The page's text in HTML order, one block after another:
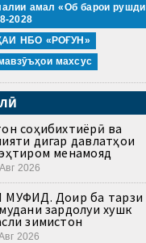
амал «Об барои рушди
2028
НБО «РОҒУН»
махсус
соҳибихтиёрӣ ва
дигар давлатҳои
менамояд
2026
Доир ба тарзи
зардолуи хушк
зимистон
2026